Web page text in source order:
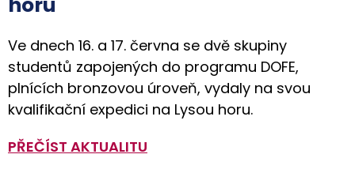
Ve dnech 16. a 17. června se dvě skupiny
studentů zapojených do programu DOFE,
plnících bronzovou úroveň, vydaly na svou
kvalifikační expedici na Lysou horu.
PŘEČÍST AKTUALITU